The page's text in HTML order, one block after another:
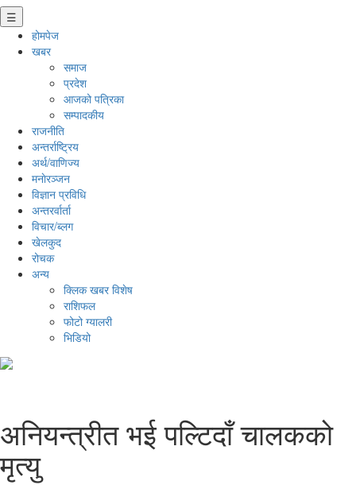
☰
होमपेज
खबर
समाज
प्रदेश
आजको पत्रिका
सम्पादकीय
राजनीति
अन्तर्राष्ट्रिय
अर्थ/वाणिज्य
मनाेरञ्जन
विज्ञान प्रविधि
अन्तरर्वार्ता
विचार/ब्लग
खेलकुद
रोचक
अन्य
क्लिक खबर विशेष
राशिफल
फोटो ग्यालरी
भिडियो
अनियन्त्रीत भई पल्टिदाँ चालकको
मृत्यु